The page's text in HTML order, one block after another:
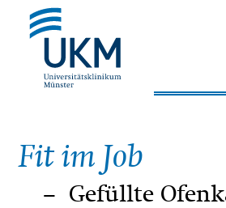
Fit im Job
Gefüllte